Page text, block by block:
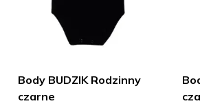
Body BUDZIK Rodzinny
czarne